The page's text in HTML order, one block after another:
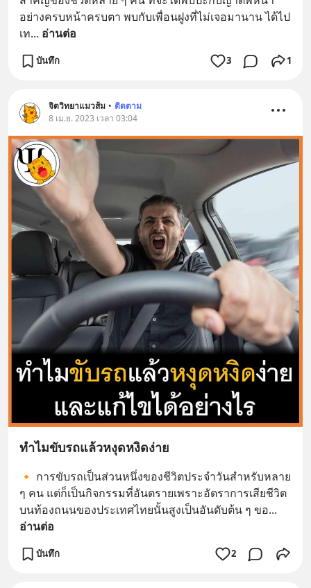
อย่างครบหน้าครบตา พบกับเพื่อนฝูงที่ไม่เจอมานาน ได้ไป
เท... อ่านต่อ
บันทึก 3 1
จิตวิทยาแมวส้ม • ติดตาม
8 เม.ย. 2023 เวลา 03:04
ทำไมขับรถแล้วหงุดหงิดง่าย
🔸 การขับรถเป็นส่วนหนึ่งของชีวิตประจำวันสำหรับหลาย
ๆ คน แต่ก็เป็นกิจกรรมที่อันตรายเพราะอัตราการเสียชีวิต
บนท้องถนนของประเทศไทยนั้นสูงเป็นอันดับต้น ๆ ขอ
อ่านต่อ
บันทึก 2